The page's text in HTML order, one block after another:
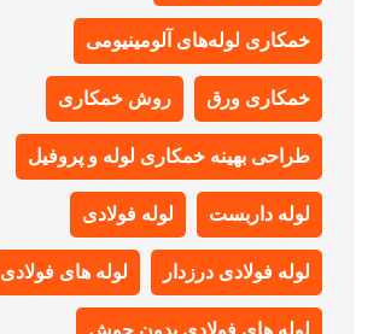
خمکاری لوله‌های آلومینیومی
خمکاری ورق روش خمکاری
طراحی بهینه خمکاری لوله و پروفیل
لوله داربست لوله فولادی
لوله فولادی درزدار لوله های فولادی
لوله های فولادی بدون جوش